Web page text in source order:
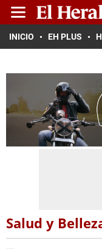
INICIO EH PLUS
Salud y